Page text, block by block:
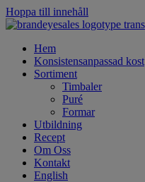
Hoppa till innehåll
Hem
Konsistensanpassad kost
Sortiment
Timbaler
Puré
Formar
Utbildning
Recept
Om Oss
Kontakt
English